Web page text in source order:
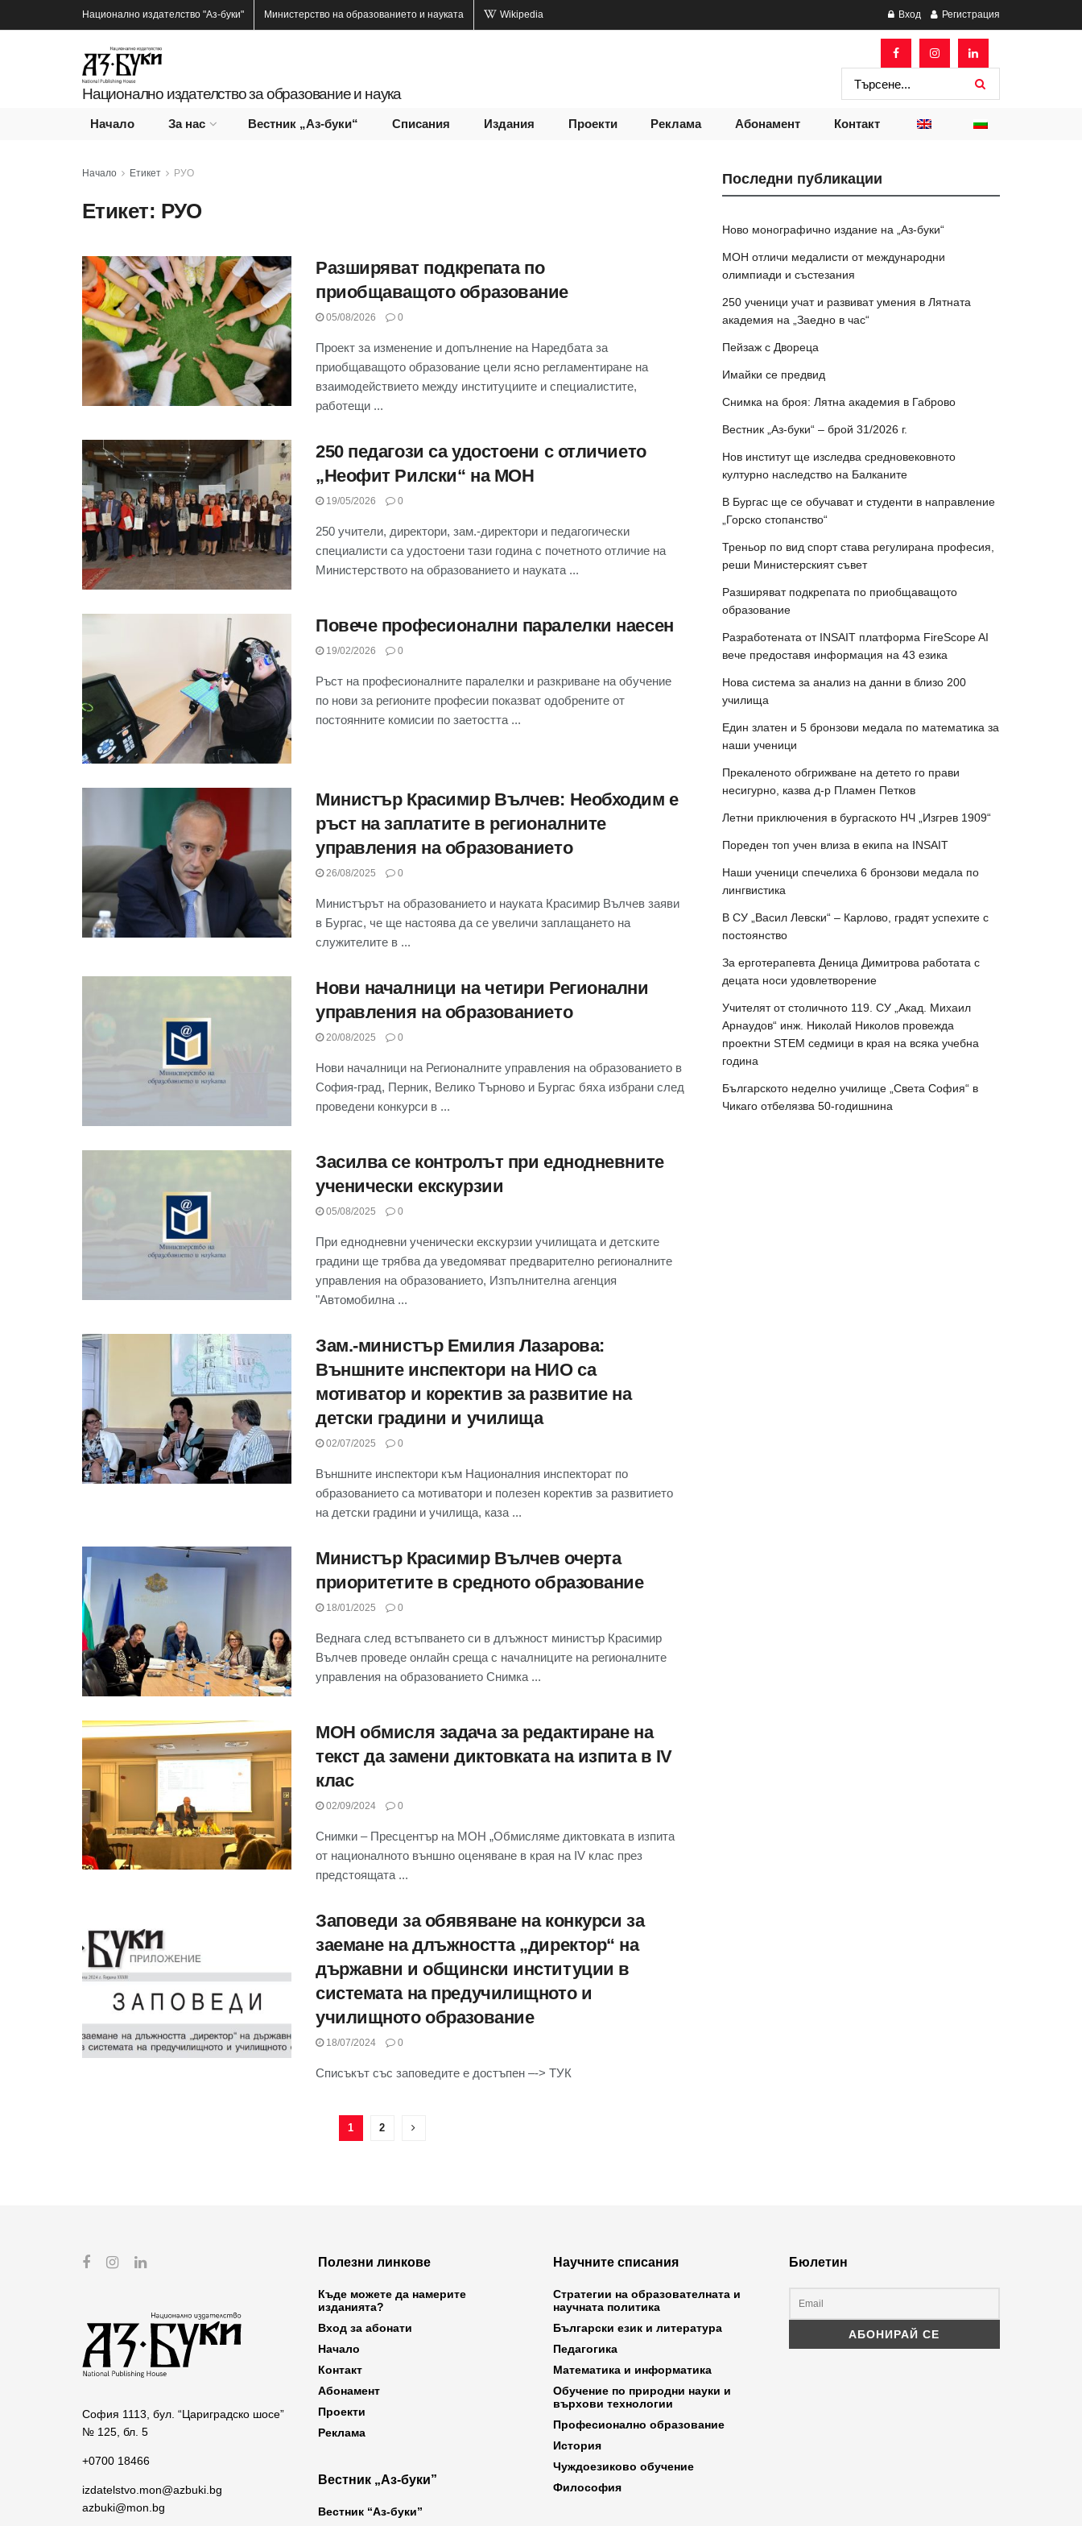
Национално издателство "Аз-буки" Министерство на образованието и науката Wikipedia Вход Регистрация
Национално издателство за образование и наука
Начало За нас Вестник „Аз-буки“ Списания Издания Проекти Реклама Абонамент Контакт
Начало Етикет РУО
Етикет: РУО
Разширяват подкрепата по
приобщаващото образование
05/08/2026 0
Проект за изменение и допълнение на Наредбата за
приобщаващото образование цели ясно регламентиране на
взаимодействието между институциите и специалистите,
работещи ...
250 педагози са удостоени с отличието
„Неофит Рилски“ на МОН
19/05/2026 0
250 учители, директори, зам.-директори и педагогически
специалисти са удостоени тази година с почетното отличие на
Министерството на образованието и науката ...
Повече професионални паралелки наесен
19/02/2026 0
Ръст на професионалните паралелки и разкриване на обучение
по нови за регионите професии показват одобрените от
постоянните комисии по заетостта ...
Министър Красимир Вълчев: Необходим е
ръст на заплатите в регионалните
управления на образованието
26/08/2025 0
Министърът на образованието и науката Красимир Вълчев заяви
в Бургас, че ще настоява да се увеличи заплащането на
служителите в ...
Нови началници на четири Регионални
управления на образованието
20/08/2025 0
Нови началници на Регионалните управления на образованието в
София-град, Перник, Велико Търново и Бургас бяха избрани след
проведени конкурси в ...
Засилва се контролът при еднодневните
ученически екскурзии
05/08/2025 0
При еднодневни ученически екскурзии училищата и детските
градини ще трябва да уведомяват предварително регионалните
управления на образованието, Изпълнителна агенция
"Автомобилна ...
Зам.-министър Емилия Лазарова:
Външните инспектори на НИО са
мотиватор и коректив за развитие на
детски градини и училища
02/07/2025 0
Външните инспектори към Националния инспекторат по
образованието са мотиватори и полезен коректив за развитието
на детски градини и училища, каза ...
Министър Красимир Вълчев очерта
приоритетите в средното образование
18/01/2025 0
Веднага след встъпването си в длъжност министър Красимир
Вълчев проведе онлайн среща с началниците на регионалните
управления на образованието Снимка ...
МОН обмисля задача за редактиране на
текст да замени диктовката на изпита в IV
клас
02/09/2024 0
Снимки – Пресцентър на МОН „Обмисляме диктовката в изпита
от националното външно оценяване в края на IV клас през
предстоящата ...
Заповеди за обявяване на конкурси за
заемане на длъжността „директор“ на
държавни и общински институции в
системата на предучилищното и
училищното образование
18/07/2024 0
Списъкът със заповедите е достъпен –-> ТУК
1 2
Последни публикации
Ново монографично издание на „Аз-буки“
МОН отличи медалисти от международни
олимпиади и състезания
250 ученици учат и развиват умения в Лятната
академия на „Заедно в час“
Пейзаж с Двореца
Имайки се предвид
Снимка на броя: Лятна академия в Габрово
Вестник „Аз-буки“ – брой 31/2026 г.
Нов институт ще изследва средновековното
културно наследство на Балканите
В Бургас ще се обучават и студенти в направление
„Горско стопанство“
Треньор по вид спорт става регулирана професия,
реши Министерският съвет
Разширяват подкрепата по приобщаващото
образование
Разработената от INSAIT платформа FireScope AI
вече предоставя информация на 43 езика
Нова система за анализ на данни в близо 200
училища
Един златен и 5 бронзови медала по математика за
наши ученици
Прекаленото обгрижване на детето го прави
несигурно, казва д-р Пламен Петков
Летни приключения в бургаското НЧ „Изгрев 1909“
Пореден топ учен влиза в екипа на INSAIT
Наши ученици спечелиха 6 бронзови медала по
лингвистика
В СУ „Васил Левски“ – Карлово, градят успехите с
постоянство
За ерготерапевта Деница Димитрова работата с
децата носи удовлетворение
Учителят от столичното 119. СУ „Акад. Михаил
Арнаудов“ инж. Николай Николов провежда
проектни STEM седмици в края на всяка учебна
година
Българското неделно училище „Света София“ в
Чикаго отбелязва 50-годишнина
София 1113, бул. “Цариградско шосе”
№ 125, бл. 5
+0700 18466
izdatelstvo.mon@azbuki.bg
azbuki@mon.bg
Полезни линкове
Къде можете да намерите
изданията?
Вход за абонати
Начало
Контакт
Абонамент
Проекти
Реклама
Вестник „Аз-буки”
Вестник “Аз-буки”
Научните списания
Стратегии на образователната и
научната политика
Български език и литература
Педагогика
Математика и информатика
Обучение по природни науки и
върхови технологии
Професионално образование
История
Чуждоезиково обучение
Философия
Бюлетин